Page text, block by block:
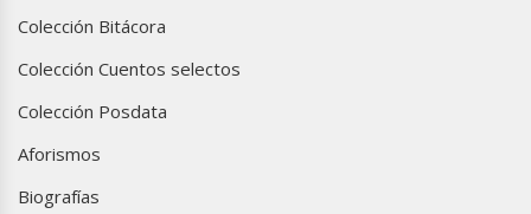
Colección Bitácora
Colección Cuentos selectos
Colección Posdata
Aforismos
Biografías